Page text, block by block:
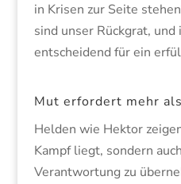
in Krisen zur Seite
sind unser Rückgrat,
entscheidend für ein
Mut erfordert mehr
Helden wie Hektor
Kampf liegt, sondern
Verantwortung zu